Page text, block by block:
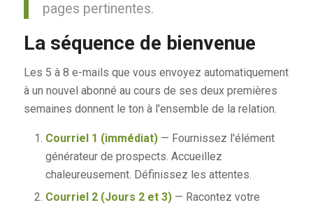
pages pertinentes.
La séquence de bienvenue
Les 5 à 8 e-mails que vous envoyez automatiquement
à un nouvel abonné au cours de ses deux premières
semaines donnent le ton à l'ensemble de la relation.
Courriel 1 (immédiat)— Fournissez l'élément
générateur de prospects. Accueillez
chaleureusement. Définissez les attentes.
Courriel 2 (Jours 2 et 3)— Racontez votre